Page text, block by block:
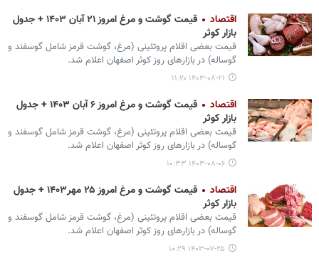
اقتصاد
قیمت گوشت و مرغ امروز ۲۱ آبان ۱۴۰۳ + جدول
بازار کوثر
قیمت بعضی اقلام پروتئینی (مرغ، گوشت قرمز شامل گوسفند و
گوساله) در بازارهای روز کوثر اصفهان اعلام شد.
۱۴۰۳-۰۸-۲۱ ۱۱:۲۰
اقتصاد
قیمت گوشت و مرغ امروز ۶ آبان ۱۴۰۳ + جدول
بازار کوثر
قیمت بعضی اقلام پروتئینی (مرغ، گوشت قرمز شامل گوسفند و
گوساله) در بازارهای روز کوثر اصفهان اعلام شد.
۱۴۰۳-۰۸-۰۶ ۱۰:۳۳
اقتصاد
قیمت گوشت و مرغ امروز ۲۵ مهر۱۴۰۳ + جدول
بازار کوثر
قیمت بعضی اقلام پروتئینی (مرغ، گوشت قرمز شامل گوسفند و
گوساله) در بازارهای روز کوثر اصفهان اعلام شد.
۱۴۰۳-۰۷-۲۵ ۱۰:۲۹